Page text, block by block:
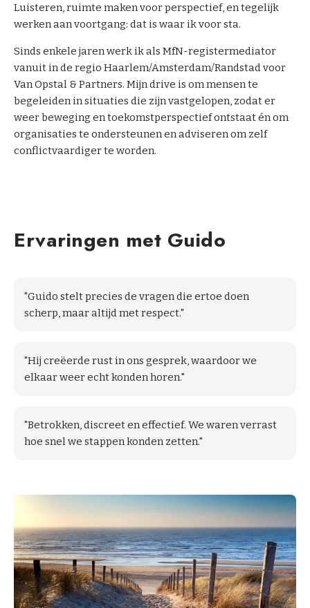
Luisteren, ruimte maken voor perspectief, en tegelijk
werken aan voortgang: dat is waar ik voor sta.
Sinds enkele jaren werk ik als MfN-registermediator
vanuit in de regio Haarlem/Amsterdam/Randstad voor
Van Opstal & Partners. Mijn drive is om mensen te
begeleiden in situaties die zijn vastgelopen, zodat er
weer beweging en toekomstperspectief ontstaat én om
organisaties te ondersteunen en adviseren om zelf
conflictvaardiger te worden.
Ervaringen met Guido
"Guido stelt precies de vragen die ertoe doen
scherp, maar altijd met respect."
"Hij creëerde rust in ons gesprek, waardoor we
elkaar weer echt konden horen."
"Betrokken, discreet en effectief. We waren verrast
hoe snel we stappen konden zetten."